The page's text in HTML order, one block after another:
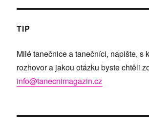
TIP
Milé tanečnice a tanečníci, napište, s
rozhovor a jakou otázku byste chtěli
info@tanecnimagazin.cz